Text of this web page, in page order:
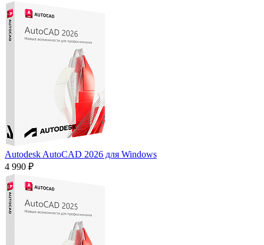
Autodesk AutoCAD 2026 для Windows
4 990 ₽